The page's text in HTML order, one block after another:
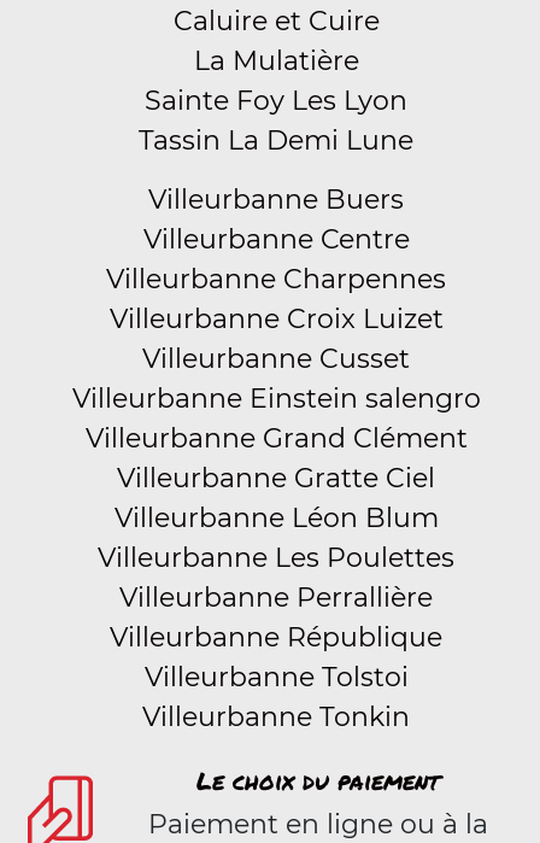
Caluire et Cuire
La Mulatière
Sainte Foy Les Lyon
Tassin La Demi Lune
Villeurbanne Buers
Villeurbanne Centre
Villeurbanne Charpennes
Villeurbanne Croix Luizet
Villeurbanne Cusset
Villeurbanne Einstein salengro
Villeurbanne Grand Clément
Villeurbanne Gratte Ciel
Villeurbanne Léon Blum
Villeurbanne Les Poulettes
Villeurbanne Perrallière
Villeurbanne République
Villeurbanne Tolstoi
Villeurbanne Tonkin
Le choix du paiement
Paiement en ligne ou à la